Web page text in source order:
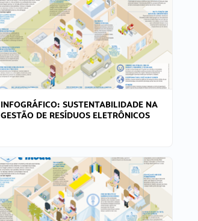
INFOGRÁFICO: SUSTENTABILIDADE NA
GESTÃO DE RESÍDUOS ELETRÔNICOS